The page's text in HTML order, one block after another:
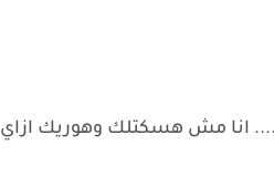
انا مش هسكتلك وهوريك ازاي